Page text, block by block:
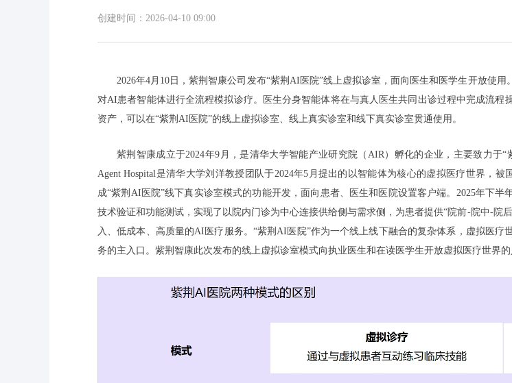
2026年4月10日，紫荆智康公司发布“紫荆AI医院”线上虚拟诊室，面向医生和医学生开放使
对AI患者智能体进行全流程模拟诊疗。医生分身智能体将在与真人医生共同出诊过程中完成流
资产，可以在“紫荆AI医院”的线上虚拟诊室、线上真实诊室和线下真实诊室贯通使用。
紫荆智康成立于2024年9月，是清华大学智能产业研究院（AIR）孵化的企业，主要致力于“
Agent Hospital是清华大学刘洋教授团队于2024年5月提出的以智能体为核心的虚拟医疗世界，
成“紫荆AI医院”线下真实诊室模式的功能开发，面向患者、医生和医院设置客户端。2025年下
技术验证和功能测试，实现了以院内门诊为中心连接供给侧与需求侧，为患者提供“院前-院中-院
入、低成本、高质量的AI医疗服务。“紫荆AI医院”作为一个线上线下融合的复杂体系，虚拟医
务的主入口。紫荆智康此次发布的线上虚拟诊室模式向执业医生和在读医学生开放虚拟医疗世界的
创建时间： 2026-04-10 09:00